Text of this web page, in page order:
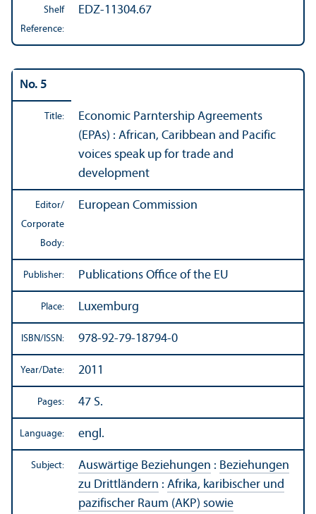
Shelf
Reference:
EDZ-11304.67
No. 5
Title:
Economic Parntership Agreements
(EPAs) : African, Caribbean and Pacific
voices speak up for trade and
development
Editor/
Corporate
Body:
European Commission
Publisher: Publications Office of the EU
Place: Luxemburg
ISBN/ISSN: 978-92-79-18794-0
Year/Date: 2011
Pages: 47 S.
Language: engl.
Subject: Auswärtige Beziehungen : Beziehungen
zu Drittländern : Afrika, karibischer und
pazifischer Raum (AKP) sowie